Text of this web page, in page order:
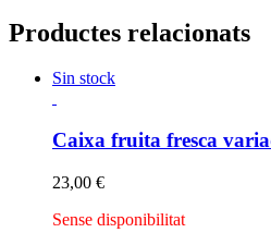
Productes relacionats
Sin stock
Caixa fruita fresca
23,00 €
Sense disponibilitat